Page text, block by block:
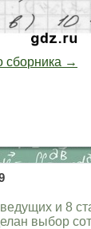
сборника →
и 8
выбор